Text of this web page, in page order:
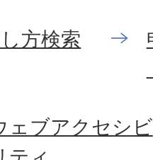
方検索
ェブアクセシビ